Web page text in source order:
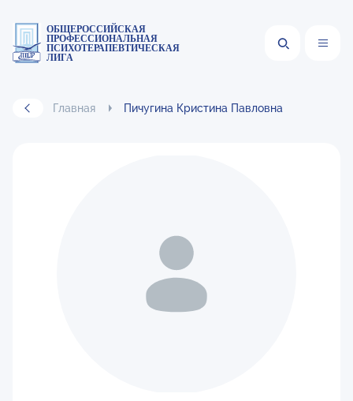
ОБЩЕРОССИЙСКАЯ
ПРОФЕССИОНАЛЬНАЯ
ПСИХОТЕРАПЕВТИЧЕСКАЯ
ЛИГА
Главная Пичугина Кристина Павловна